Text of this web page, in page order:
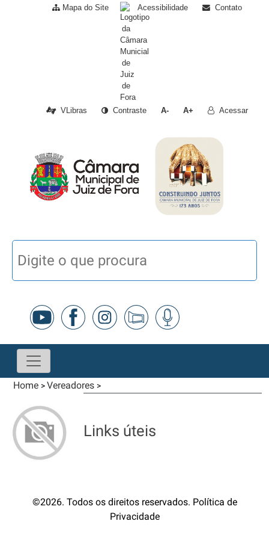
Mapa do Site Acessibilidade Contato
VLibras Contraste A- A+ Acessar
Home >Vereadores >
Links úteis
©2026. Todos os direitos reservados. Política de
Privacidade